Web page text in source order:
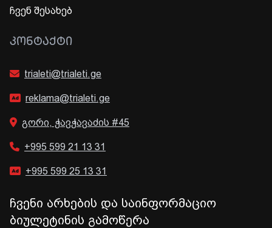
ჩვენ შესახებ
ᲙᲝᲜᲢᲐᲥᲢᲘ
trialeti@trialeti.ge
reklama@trialeti.ge
გორი, ჭავჭავაძის #45
+995 599 21 13 31
+995 599 25 13 31
ჩვენი არხების და საინფორმაციო
ბიულეტინის გამოწერა